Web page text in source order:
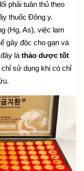
phải tuân thủ theo
thuốc Đông y.
(Hg, As), việc lạm
gây độc cho gan và
là thảo dược tốt
sử dụng khi có chỉ